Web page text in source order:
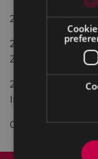
21:00.- Encierro
22:45.- Fuegos
Zaragozana.
23:00.-
Irulitxa de Ermua.
00:30.-Verbena,